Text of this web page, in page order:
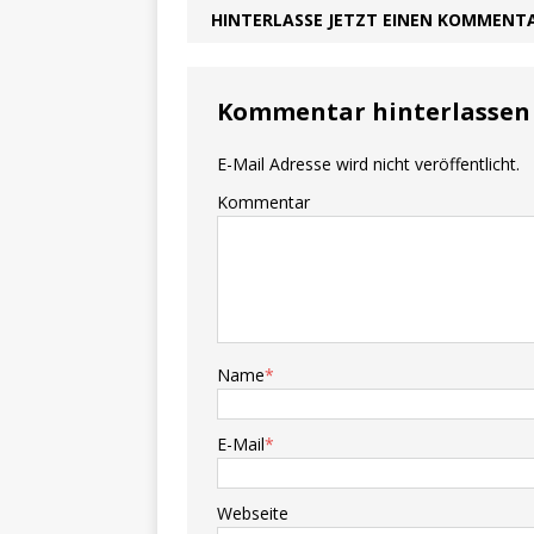
HINTERLASSE JETZT EINEN
Kommentar hinterlassen
E-Mail Adresse wird nicht veröffentlicht.
Kommentar
Name*
E-Mail*
Webseite